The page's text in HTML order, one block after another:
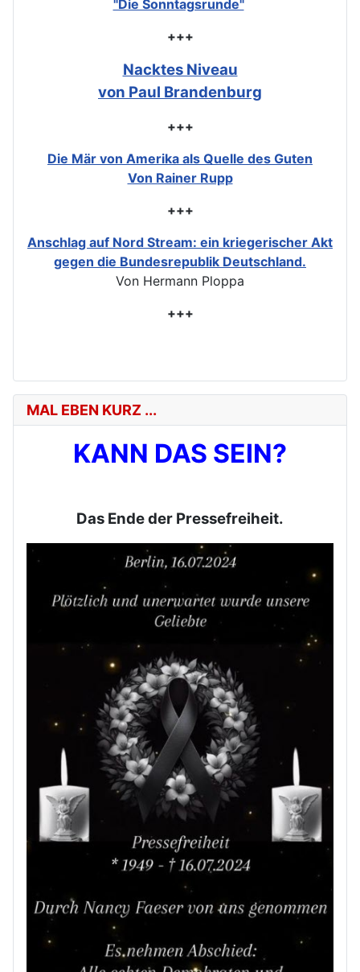
"Die Sonntagsrunde"
+++
Nacktes Niveau
von Paul Brandenburg
+++
Die Mär von Amerika als Quelle des Guten
Von Rainer Rupp
+++
Anschlag auf Nord Stream: ein kriegerischer Akt
gegen die Bundesrepublik Deutschland.
Von Hermann Ploppa
+++
MAL EBEN KURZ ...
KANN DAS SEIN?
Das Ende der Pressefreiheit.